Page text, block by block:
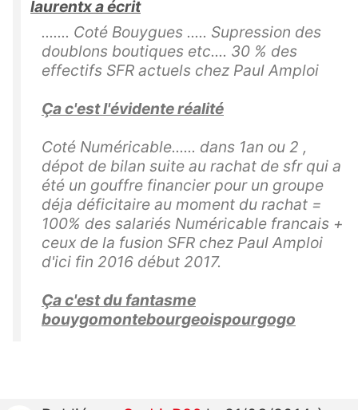
laurentx a écrit
....... Coté Bouygues ..... Supression des
doublons boutiques etc.... 30 % des
effectifs SFR actuels chez Paul Amploi
Ça c'est l'évidente réalité
Coté Numéricable...... dans 1an ou 2 ,
dépot de bilan suite au rachat de sfr qui a
été un gouffre financier pour un groupe
déja déficitaire au moment du rachat =
100% des salariés Numéricable francais +
ceux de la fusion SFR chez Paul Amploi
d'ici fin 2016 début 2017.
Ça c'est du fantasme
bouygomontebourgeoispourgogo